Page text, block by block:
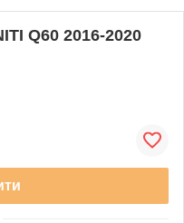
Q60 2016-2020